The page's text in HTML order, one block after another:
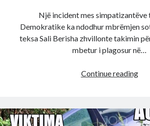
Një incident mes simpatizantëve
Demokratike ka ndodhur mbrëmjen
teksa Sali Berisha zhvillonte takimin
mbetur i plagosur në…
Continue readingE
ne